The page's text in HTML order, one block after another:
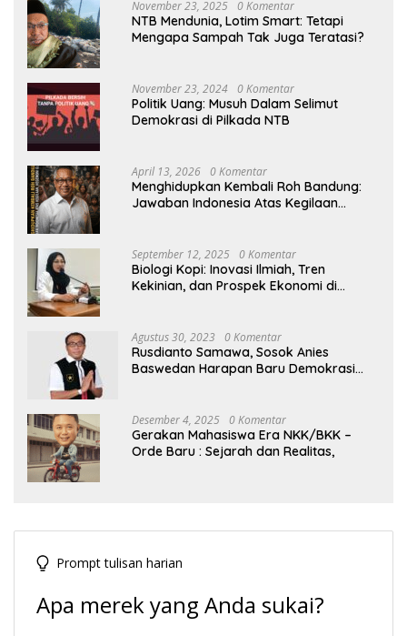
November 23, 2025 0 Komentar
NTB Mendunia, Lotim Smart: Tetapi
Mengapa Sampah Tak Juga Teratasi?
November 23, 2024 0 Komentar
Politik Uang: Musuh Dalam Selimut
Demokrasi di Pilkada NTB
April 13, 2026 0 Komentar
Menghidupkan Kembali Roh Bandung:
Jawaban Indonesia Atas Kegilaan
September 12, 2025 0 Komentar
Biologi Kopi: Inovasi Ilmiah, Tren
Kekinian, dan Prospek Ekonomi di
Agustus 30, 2023 0 Komentar
Rusdianto Samawa, Sosok Anies
Baswedan Harapan Baru Demokrasi
Desember 4, 2025 0 Komentar
Gerakan Mahasiswa Era NKK/BKK –
Orde Baru : Sejarah dan Realitas,
Prompt tulisan harian
Apa merek yang Anda sukai?